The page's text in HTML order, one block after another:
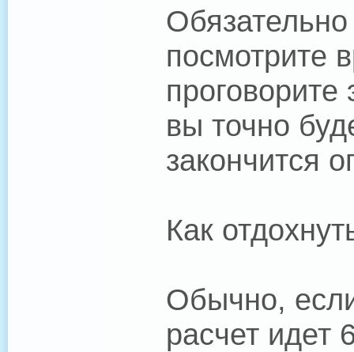
посмотрите
проговорите
вы точно
закончится
Как
Обычно,
расчет идет